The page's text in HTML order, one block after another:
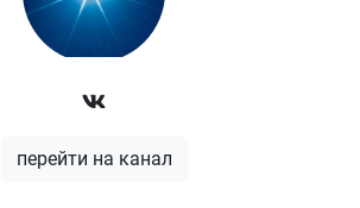
перейти на канал